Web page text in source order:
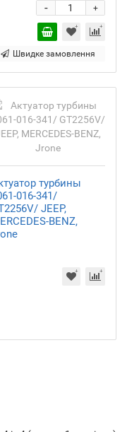
+
-
Швидке замовлення
турбины
016-341/
JEEP,
BENZ,